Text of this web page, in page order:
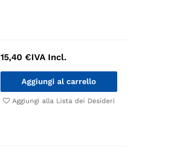
15,40 €IVA Incl.
Aggiungi al carrello
Aggiungi alla Lista dei Desideri